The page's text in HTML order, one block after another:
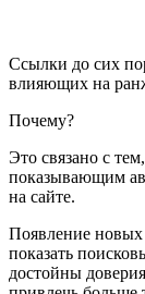
Ссылки до сих
влияющих на
Почему?
Это связано с
показывающим
на сайте.
Появление новых
показать
достойны